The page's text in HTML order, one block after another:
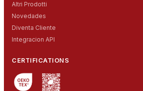
Altri Prodotti
Novedades
Diventa Cliente
Integracion API
CERTIFICATIONS